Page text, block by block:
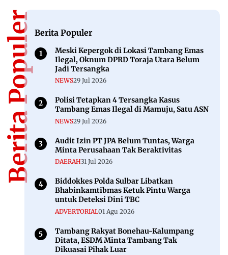
Berita PopulerBerita Populer
Meski Kepergok di Lokasi Tambang Emas
Ilegal, Oknum DPRD Toraja Utara Belum
Jadi Tersangka
NEWS29 Jul 2026
Polisi Tetapkan 4 Tersangka Kasus
Tambang Emas Ilegal di Mamuju, Satu ASN
NEWS29 Jul 2026
Audit Izin PT JPA Belum Tuntas, Warga
Minta Perusahaan Tak Beraktivitas
DAERAH31 Jul 2026
Biddokkes Polda Sulbar Libatkan
Bhabinkamtibmas Ketuk Pintu Warga
untuk Deteksi Dini TBC
ADVERTORIAL01 Agu 2026
Tambang Rakyat Bonehau-Kalumpang
Ditata, ESDM Minta Tambang Tak
Dikuasai Pihak Luar